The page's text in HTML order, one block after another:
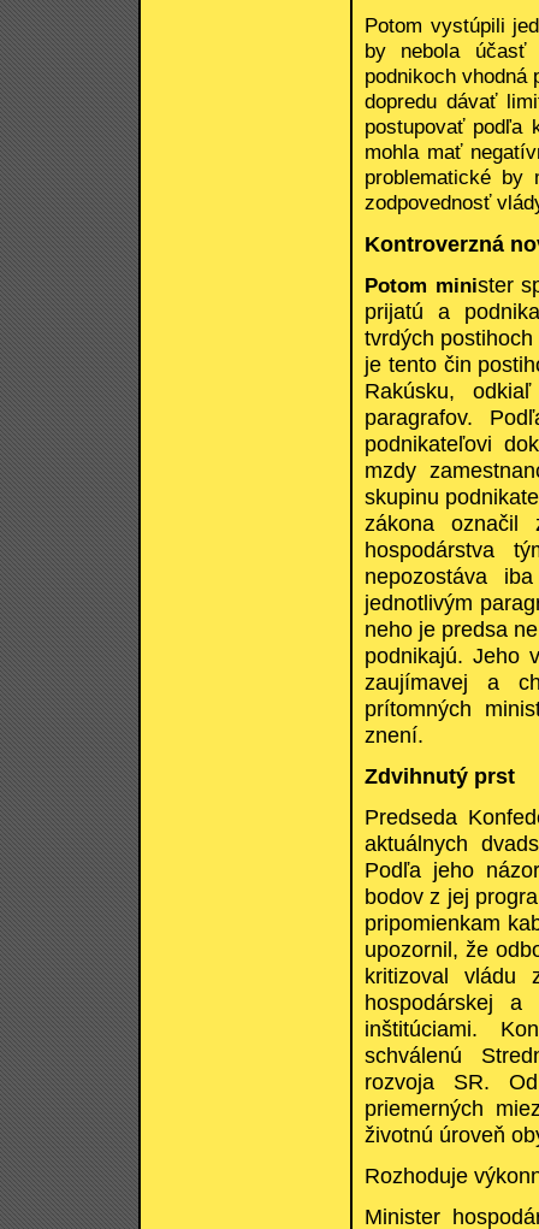
Potom vystúpili
by nebola účasť
podnikoch vhodná
dopredu dávať
postupovať podľa
mohla mať
problematické
zodpovednosť
Kontroverzná
Potom minister
prijatú a
tvrdých
je tento čin
Rakúsku,
paragrafov.
podnikateľovi
mzdy
skupinu
zákona označil
hospodárstva
nepozostáva
jednotlivým
neho je predsa
podnikajú. Jeho
zaujímavej a
prítomných
znení.
Zdvihnutý prst
Predseda
aktuálnych
Podľa jeho
bodov z jej
pripomienkam
upozornil, že
kritizoval
hospodárskej a
inštitúciami.
schválenú
rozvoja SR.
priemerných
životnú úroveň
Rozhoduje
Minister